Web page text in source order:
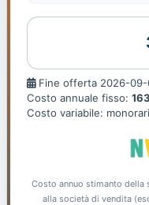
Fine
offerta
Fine offerta 2026-09-
Costo annuale fisso:
Costo variabile:
Costo annuo stimanto della
alla società di vendita